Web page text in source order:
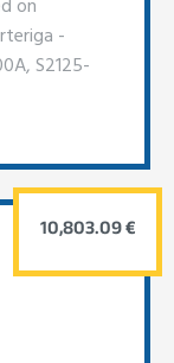
-
S2125-
10,803.09 €